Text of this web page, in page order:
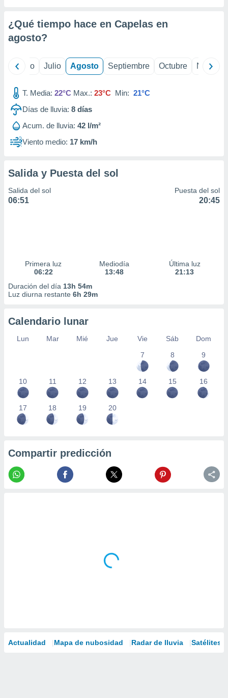
e
mediante
publicidad
publicidad
de
1199
¿Qué tiempo hace en Capelas en
agosto?
Junio Julio Agosto Septiembre Octubre
T. Media: 22°C Max.: 23°C Min: 21°C
Días de lluvia: 8 días
Acum. de lluvia: 42 l/m²
Viento medio: 17 km/h
Salida y Puesta del sol
Salida del sol
06:51
Puesta del sol
20:45
Primera luz
06:22
Mediodía
13:48
Última luz
21:13
Duración del día 13h 54m
Luz diurna restante 6h 29m
Calendario lunar
Lun Mar Mié Jue Vie Sáb
Dom
7
8 9
10 11 12 13 14 15 16
17 18 19 20
Compartir predicción
Actualidad Mapa de nubosidad Radar de lluvia Satélites